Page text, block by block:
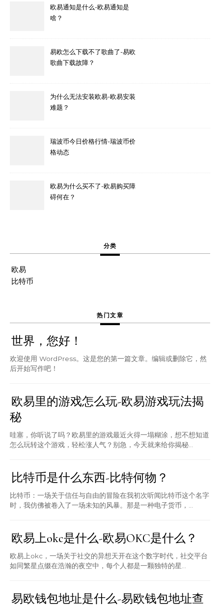
欧易通知是什么-欧易通知是
啥？
易欧怎么下载不了歌曲了-易欧
歌曲下载故障？
为什么无法安装欧易-欧易安装
难题？
瑞波币今日价格行情-瑞波币价
格动态
欧易为什么买不了-欧易购买障
碍何在？
分类
欧易
比特币
热门文章
世界，您好！
欢迎使用 WordPress。这是您的第一篇文章。编辑或删除它，然
后开始写作吧！
欧易里的游戏怎么玩-欧易游戏玩法揭
秘
哇塞，你听说了吗？欧易里的游戏最近火得一塌糊涂，想不想知道
怎么玩转这个游戏，轻松涨人气？别急，今天就来给你揭秘...
比特币是什么东西-比特何物？
比特币：一场关于信任与自由的冒险在我初次听闻比特币这个名字
时，我仿佛被卷入了一场未知的风暴。那是一种电子货币，...
欧易上okc是什么-欧易OKC是什么？
欧易上okc，一场关于社交的异想天开在这个数字时代，社交平台
如同繁星点缀在浩瀚的夜空中，每个人都是一颗独特的星...
易欧钱包地址是什么-易欧钱包地址查